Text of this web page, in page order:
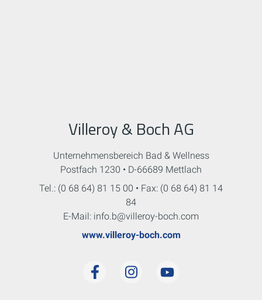
Villeroy & Boch AG
Unternehmensbereich Bad & Wellness
Postfach 1230 • D-66689 Mettlach
Tel.: (0 68 64) 81 15 00 • Fax: (0 68 64) 81 14
84
E-Mail: info.b@villeroy-boch.com
www.villeroy-boch.com